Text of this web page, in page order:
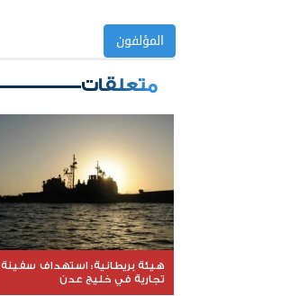
المؤلفون
متعلقات
هيئة بريطانية: استهداف سفينة
تجارية في خليج عدن